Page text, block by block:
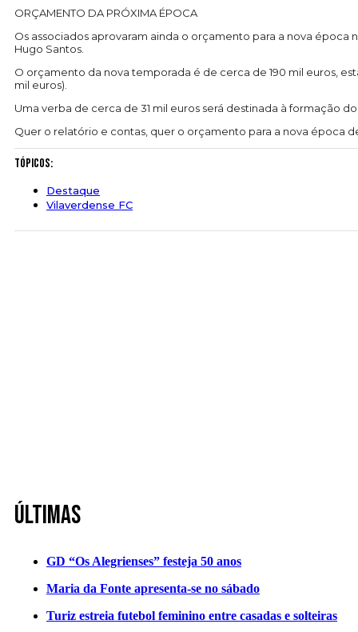
ORÇAMENTO DA PRÓXIMA ÉPOCA
Os associados aprovaram ainda o orçamento para a nova época
Hugo Santos.
O orçamento da nova temporada é de cerca de 190 mil euros,
mil euros).
Uma verba de cerca de 31 mil euros será destinada à formação
Quer o relatório e contas, quer o orçamento para a nova época
Tópicos:
Destaque
Vilaverdense FC
Últimas
GD “Os Alegrienses” festeja 50 anos
Maria da Fonte apresenta-se no sábado
Turiz estreia futebol feminino entre casadas e solteiras